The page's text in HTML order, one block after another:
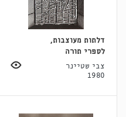
דלתות מעוצבות,
לספרי תורה
צבי שטיינר
1980